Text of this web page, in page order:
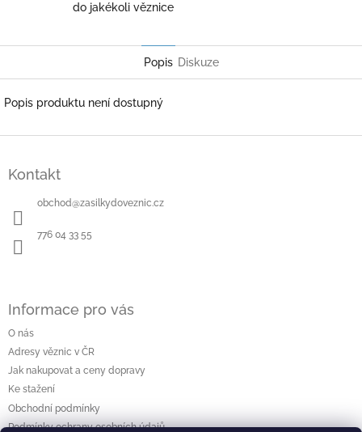
do jakékoli věznice
Popis Diskuze
Popis produktu není dostupný
Kontakt
obchod@zasilkydoveznic.cz
776 04 33 55
Informace pro vás
O nás
Adresy věznic v ČR
Jak nakupovat a ceny dopravy
Ke stažení
Obchodní podmínky
Podmínky ochrany osobních údajů